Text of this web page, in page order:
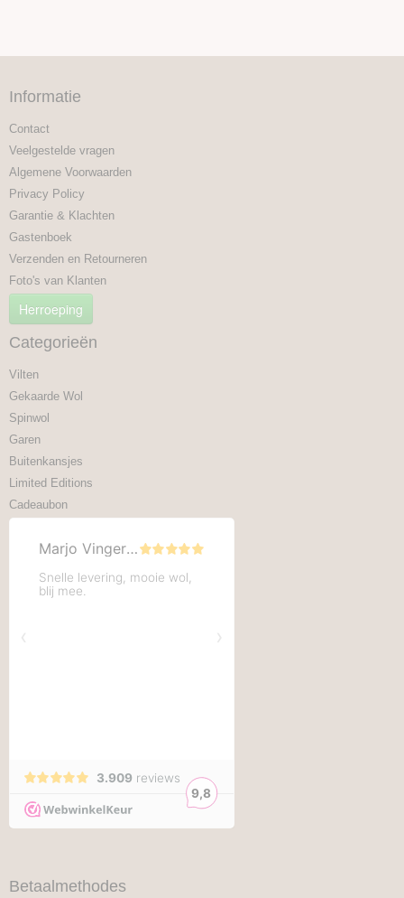
Informatie
Contact
Veelgestelde vragen
Algemene Voorwaarden
Privacy Policy
Garantie & Klachten
Gastenboek
Verzenden en Retourneren
Foto's van Klanten
Herroeping
Categorieën
Vilten
Gekaarde Wol
Spinwol
Garen
Buitenkansjes
Limited Editions
Cadeaubon
Betaalmethodes